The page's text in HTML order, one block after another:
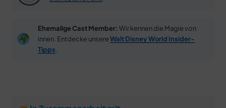
Ehemalige Cast Member: Wir kennen die Magie von
innen. Entdecke unsereWalt Disney World Insider-
Tipps